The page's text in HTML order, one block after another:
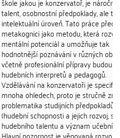
talent, osobnostní předpoklady, ale
intelektuální úroveň. Tato práce
metakognici jako metodu, která rozvíjí
mentální potenciál a umožňuje tak
hodnotnější poznávání v různých
včetně profesionální přípravy
hudebních interpretů a pedagogů.
Vzdělávání na konzervatoři je
mnoha ohledech, proto je stručně
problematika studijních předpokladů
(hudební schopnosti a jejich rozvoj,
hudebního talentu a význam